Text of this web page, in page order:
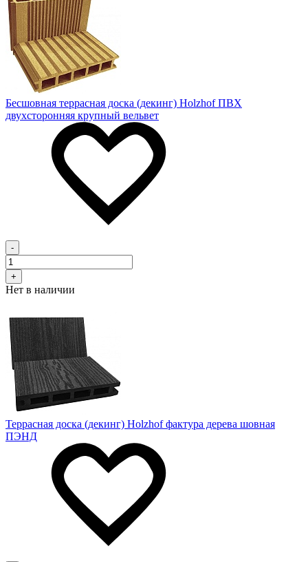
Бесшовная террасная доска (декинг) Holzhof ПВХ
двухсторонняя крупный вельвет
-
+
Нет в наличии
Террасная доска (декинг) Holzhof фактура дерева шовная
ПЭНД